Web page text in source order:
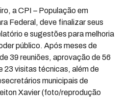
a CPI – População em
Federal, deve finalizar seus
e sugestões para melhoria
público. Após meses de
39 reuniões, aprovação de 56
23 visitas técnicas, além de
municipais de
Xavier (foto/reprodução